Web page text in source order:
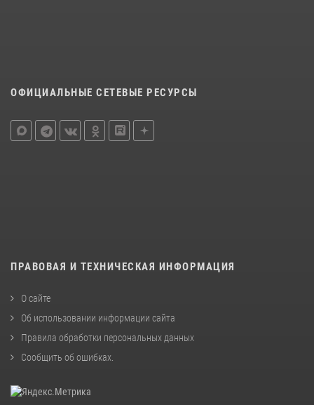
ОФИЦИАЛЬНЫЕ СЕТЕВЫЕ РЕСУРСЫ
ПРАВОВАЯ И ТЕХНИЧЕСКАЯ ИНФОРМАЦИЯ
О сайте
Об использовании информации сайта
Правила обработки персональных данных
Сообщить об ошибках